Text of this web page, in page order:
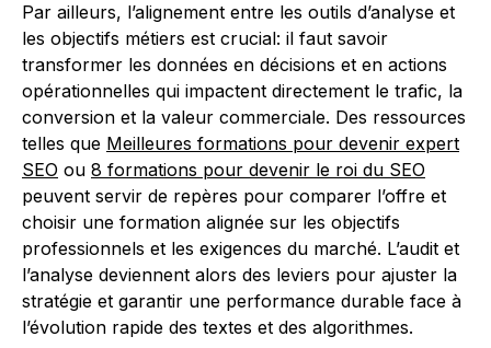
Par ailleurs, l’alignement entre les outils d’analyse et
les objectifs métiers est crucial: il faut savoir
transformer les données en décisions et en actions
opérationnelles qui impactent directement le trafic, la
conversion et la valeur commerciale. Des ressources
telles que Meilleures formations pour devenir expert
SEO ou 8 formations pour devenir le roi du SEO
peuvent servir de repères pour comparer l’offre et
choisir une formation alignée sur les objectifs
professionnels et les exigences du marché. L’audit et
l’analyse deviennent alors des leviers pour ajuster la
stratégie et garantir une performance durable face à
l’évolution rapide des textes et des algorithmes.